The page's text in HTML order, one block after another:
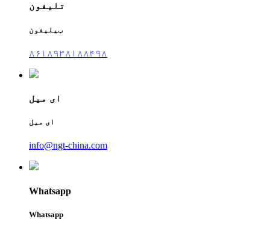
تلیفون
ټیلیفون
۸۶۱۸۹۳۸۱۸۸۴۹۸
ای میل
ای میل
info@ngt-china.com
Whatsapp
Whatsapp